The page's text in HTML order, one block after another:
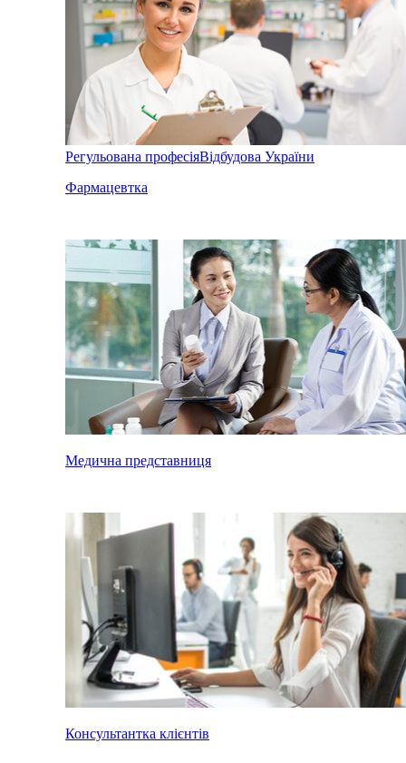
Регульована професіяВідбудова України
Фармацевтка
Медична представниця
Консультантка клієнтів